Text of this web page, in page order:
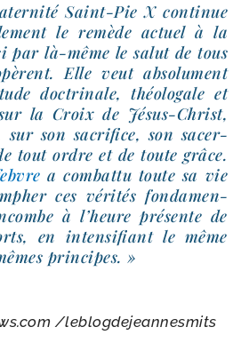
Saint-​Pie X conti­nue
le remède actuel à la
par là-​même le salut de tous
Elle veut abso­lu­ment
doc­tri­nale, théo­lo­gale et
la Croix de Jésus-​Christ,
sur son sacri­fice, son sacer­
tout ordre et de toute grâce.
a com­bat­tu toute sa vie
ces véri­tés fon­da­men­
à l’heure pré­sente de
en inten­si­fiant le même
principes. »
/​leblog­de­jean­nes­mits